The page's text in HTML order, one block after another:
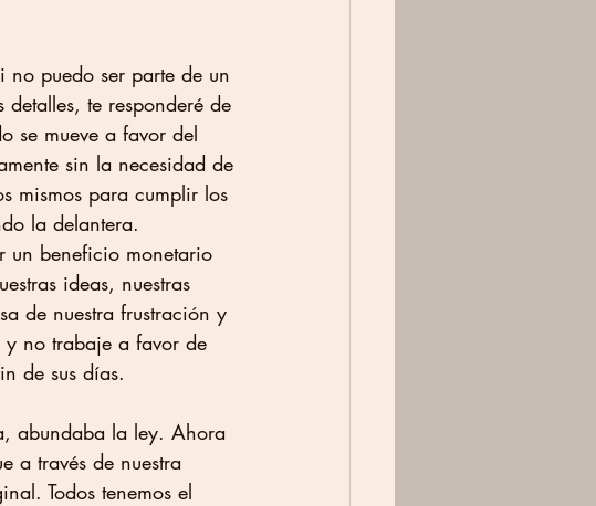
no puedo ser parte de un
te responderé de
se mueve a favor del
sin la necesidad de
mismos para cumplir los
la delantera.
un beneficio monetario
ideas, nuestras
de nuestra frustración y
y no trabaje a favor de
de sus días.
abundaba la ley. Ahora
a través de nuestra
Todos tenemos el